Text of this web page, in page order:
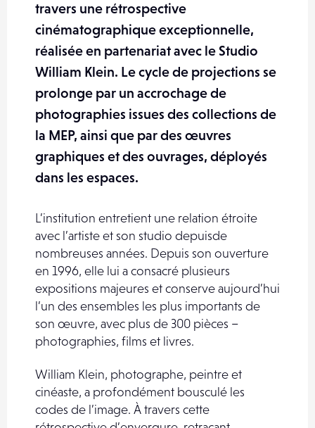
travers une rétrospective
cinématographique exceptionnelle,
réalisée en partenariat avec le Studio
William Klein. Le cycle de projections se
prolonge par un accrochage de
photographies issues des collections de
la MEP, ainsi que par des œuvres
graphiques et des ouvrages, déployés
dans les espaces.
L’institution entretient une relation étroite
avec l’artiste et son studio depuisde
nombreuses années. Depuis son ouverture
en 1996, elle lui a consacré plusieurs
expositions majeures et conserve aujourd’hui
l’un des ensembles les plus importants de
son œuvre, avec plus de 300 pièces –
photographies, films et livres.
William Klein, photographe, peintre et
cinéaste, a profondément bousculé les
codes de l’image. À travers cette